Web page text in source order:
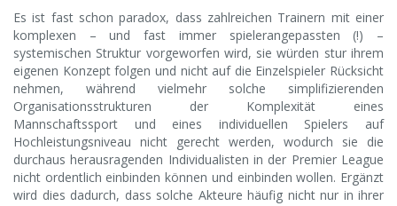
Es ist fast schon paradox, dass zahlreichen Trainern mit einer
komplexen – und fast immer spielerangepassten (!) –
systemischen Struktur vorgeworfen wird, sie würden stur ihrem
eigenen Konzept folgen und nicht auf die Einzelspieler Rücksicht
nehmen, während vielmehr solche simplifizierenden
Organisationsstrukturen der Komplexität eines
Mannschaftssport und eines individuellen Spielers auf
Hochleistungsniveau nicht gerecht werden, wodurch sie die
durchaus herausragenden Individualisten in der Premier League
nicht ordentlich einbinden können und einbinden wollen. Ergänzt
wird dies dadurch, dass solche Akteure häufig nicht nur in ihrer